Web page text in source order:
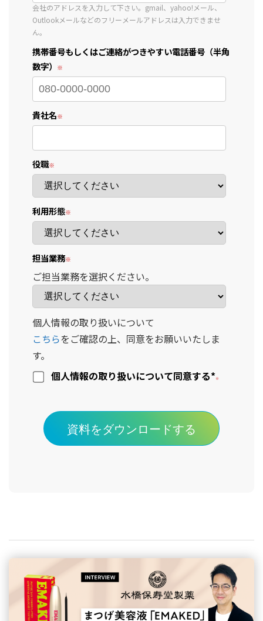
会社のアドレスを入力して下さい。gmail、yahoo!メール、
Outlookメールなどのフリーメールアドレスは入力できませ
ん。
携帯番号もしくはご連絡がつきやすい電話番号（半角
数字）
貴社名
役職
利用形態
担当業務
ご担当業務を選択ください。
個人情報の取り扱いについて
こちらをご確認の上、同意をお願いいたしま
す。
個人情報の取り扱いについて同意する*